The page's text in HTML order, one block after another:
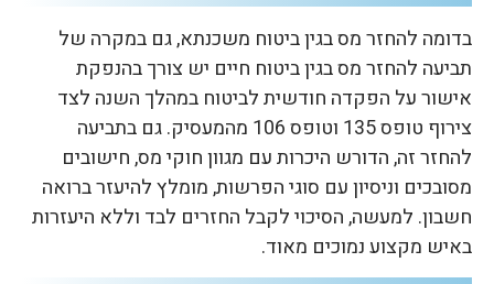
בדומה להחזר מס בגין ביטוח משכנתא, גם במקרה של
תביעה להחזר מס בגין ביטוח חיים יש צורך בהנפקת
אישור על הפקדה חודשית לביטוח במהלך השנה לצד
צירוף טופס 135 וטופס 106 מהמעסיק. גם בתביעה
להחזר זה, הדורש היכרות עם מגוון חוקי מס, חישובים
מסובכים וניסיון עם סוגי הפרשות, מומלץ להיעזר ברואה
חשבון. למעשה, הסיכוי לקבל החזרים לבד וללא היעזרות
באיש מקצוע נמוכים מאוד.